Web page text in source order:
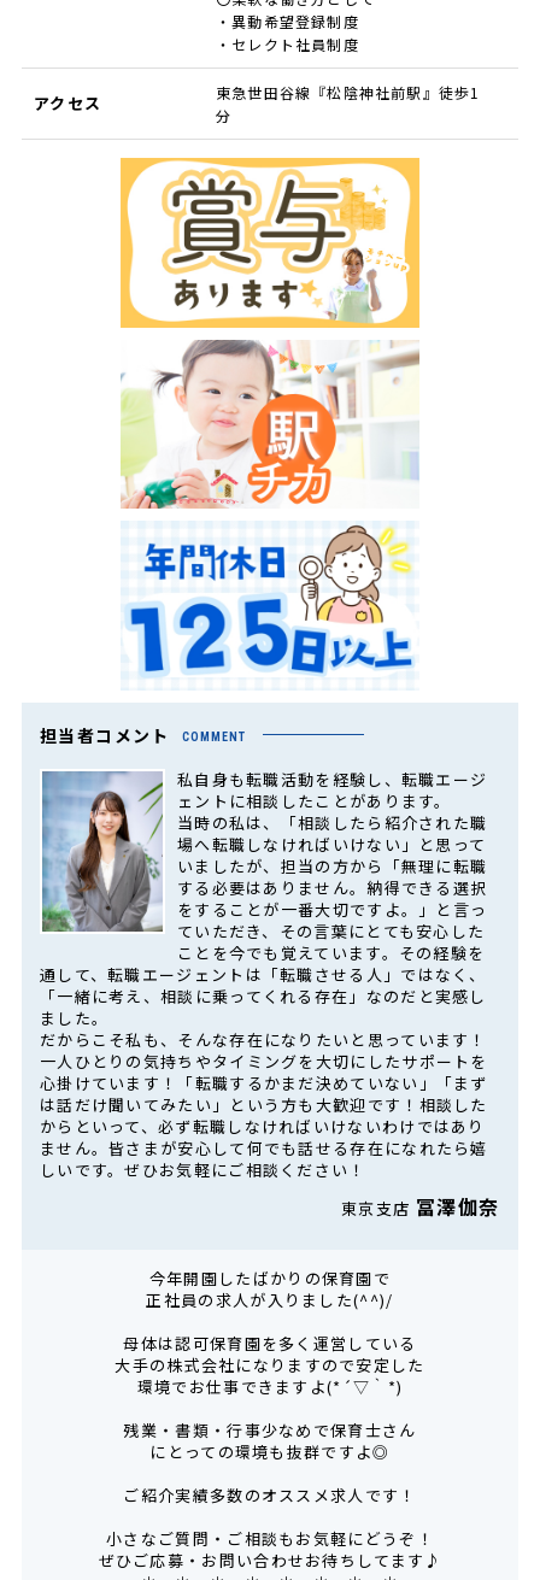
・異動希望登録制度
・セレクト社員制度
アクセス
東急世田谷線『松陰神社前駅』徒歩1
分
担当者コメント COMMENT
私自身も転職活動を経験し、転職エージ
ェントに相談したことがあります。
当時の私は、「相談したら紹介された職
場へ転職しなければいけない」と思って
いましたが、担当の方から「無理に転職
する必要はありません。納得できる選択
をすることが一番大切ですよ。」と言っ
ていただき、その言葉にとても安心した
ことを今でも覚えています。その経験を
通して、転職エージェントは「転職させる人」ではなく、
「一緒に考え、相談に乗ってくれる存在」なのだと実感し
ました。
だからこそ私も、そんな存在になりたいと思っています！
一人ひとりの気持ちやタイミングを大切にしたサポートを
心掛けています！「転職するかまだ決めていない」「まず
は話だけ聞いてみたい」という方も大歓迎です！相談した
からといって、必ず転職しなければいけないわけではあり
ません。皆さまが安心して何でも話せる存在になれたら嬉
しいです。ぜひお気軽にご相談ください！
東京支店 冨澤伽奈
今年開園したばかりの保育園で
正社員の求人が入りました(^^)/
母体は認可保育園を多く運営している
大手の株式会社になりますので安定した
環境でお仕事できますよ(*´▽｀*)
残業・書類・行事少なめで保育士さん
にとっての環境も抜群ですよ◎
ご紹介実績多数のオススメ求人です！
小さなご質問・ご相談もお気軽にどうぞ！
ぜひご応募・お問い合わせお待ちしてます♪